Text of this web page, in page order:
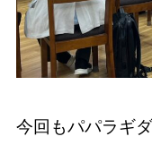
今回もパパラギ